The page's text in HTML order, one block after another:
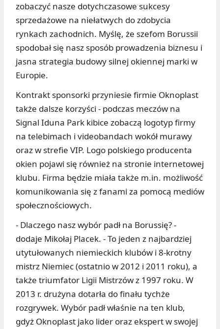
zobaczyć nasze dotychczasowe sukcesy
sprzedażowe na niełatwych do zdobycia
rynkach zachodnich. Myślę, że szefom Borussii
spodobał się nasz sposób prowadzenia biznesu i
jasna strategia budowy silnej okiennej marki w
Europie.
Kontrakt sponsorki przyniesie firmie Oknoplast
także dalsze korzyści - podczas meczów na
Signal Iduna Park kibice zobaczą logotyp firmy
na telebimach i videobandach wokół murawy
oraz w strefie VIP. Logo polskiego producenta
okien pojawi się również na stronie internetowej
klubu. Firma będzie miała także m.in. możliwość
komunikowania się z fanami za pomocą mediów
społecznościowych.
- Dlaczego nasz wybór padł na Borussię? -
dodaje Mikołaj Placek. - To jeden z najbardziej
utytułowanych niemieckich klubów i 8-krotny
mistrz Niemiec (ostatnio w 2012 i 2011 roku), a
także triumfator Ligii Mistrzów z 1997 roku. W
2013 r. drużyna dotarła do finału tychże
rozgrywek. Wybór padł właśnie na ten klub,
gdyż Oknoplast jako lider oraz ekspert w swojej